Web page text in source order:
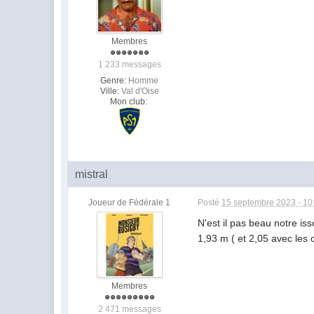
Membres
1 233 messages
Genre: Homme
Ville: Val d'Oise
Mon club:
mistral
Joueur de Fédérale 1
Membres
2 471 messages
Posté 15 septembre 2023 -
N'est il pas beau notre
1,93 m ( et 2,05 avec les